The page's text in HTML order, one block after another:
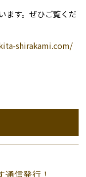
ます。ぜひご覧くだ
shirakami.com/
通信発行！